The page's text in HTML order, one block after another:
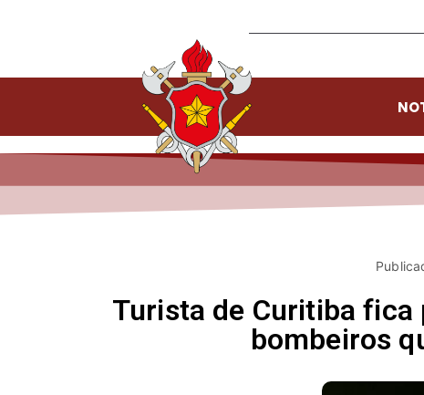
Turista de Curitiba fica
bombeiros